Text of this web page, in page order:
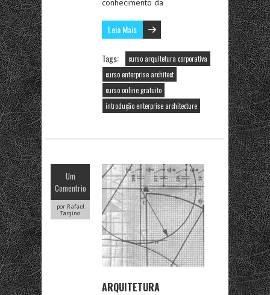
conhecimento da
Leia Mais
Tags:
curso arquitetura corporativa
curso enterprise architect
curso online gratuito
introdução enterprise architecture
Um
Comentrio
por Rafael
Targino
ARQUITETURA